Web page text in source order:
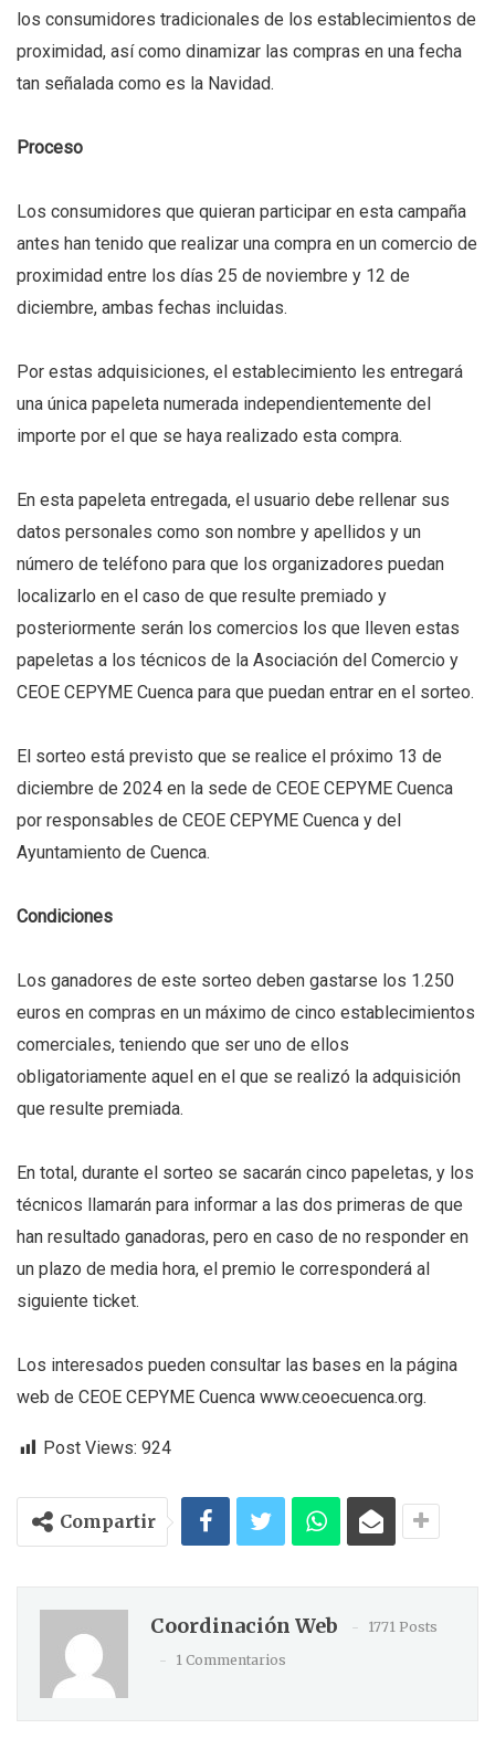
los consumidores tradicionales de los establecimientos de
proximidad, así como dinamizar las compras en una fecha
tan señalada como es la Navidad.
Proceso
Los consumidores que quieran participar en esta campaña
antes han tenido que realizar una compra en un comercio de
proximidad entre los días 25 de noviembre y 12 de
diciembre, ambas fechas incluidas.
Por estas adquisiciones, el establecimiento les entregará
una única papeleta numerada independientemente del
importe por el que se haya realizado esta compra.
En esta papeleta entregada, el usuario debe rellenar sus
datos personales como son nombre y apellidos y un
número de teléfono para que los organizadores puedan
localizarlo en el caso de que resulte premiado y
posteriormente serán los comercios los que lleven estas
papeletas a los técnicos de la Asociación del Comercio y
CEOE CEPYME Cuenca para que puedan entrar en el sorteo.
El sorteo está previsto que se realice el próximo 13 de
diciembre de 2024 en la sede de CEOE CEPYME Cuenca
por responsables de CEOE CEPYME Cuenca y del
Ayuntamiento de Cuenca.
Condiciones
Los ganadores de este sorteo deben gastarse los 1.250
euros en compras en un máximo de cinco establecimientos
comerciales, teniendo que ser uno de ellos
obligatoriamente aquel en el que se realizó la adquisición
que resulte premiada.
En total, durante el sorteo se sacarán cinco papeletas, y los
técnicos llamarán para informar a las dos primeras de que
han resultado ganadoras, pero en caso de no responder en
un plazo de media hora, el premio le corresponderá al
siguiente ticket.
Los interesados pueden consultar las bases en la página
web de CEOE CEPYME Cuenca www.ceoecuenca.org.
Post Views: 924
Compartir
Coordinación Web
1771 Posts
1 Commentarios